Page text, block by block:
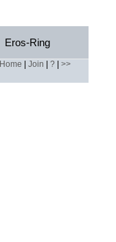
Eros-Ring
Home Join ? >>